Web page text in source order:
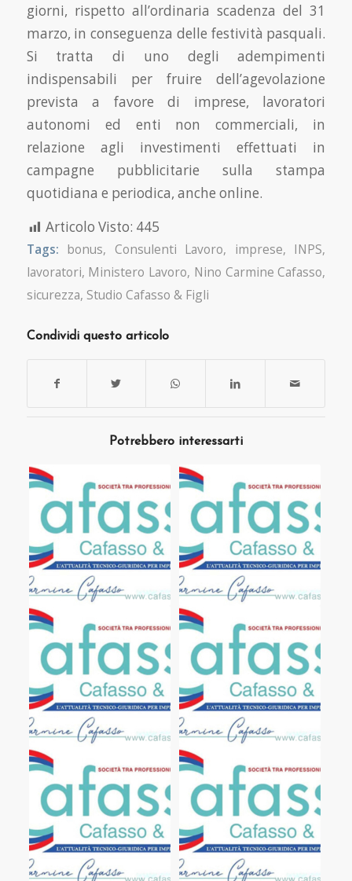
giorni, rispetto all’ordinaria scadenza del 31
marzo, in conseguenza delle festività pasquali.
Si tratta di uno degli adempimenti
indispensabili per fruire dell’agevolazione
prevista a favore di imprese, lavoratori
autonomi ed enti non commerciali, in
relazione agli investimenti effettuati in
campagne pubblicitarie sulla stampa
quotidiana e periodica, anche online.
Articolo Visto: 445
Tags: bonus, Consulenti Lavoro, imprese, INPS,
lavoratori, Ministero Lavoro, Nino Carmine Cafasso,
sicurezza, Studio Cafasso & Figli
Condividi questo articolo
Potrebbero interessarti